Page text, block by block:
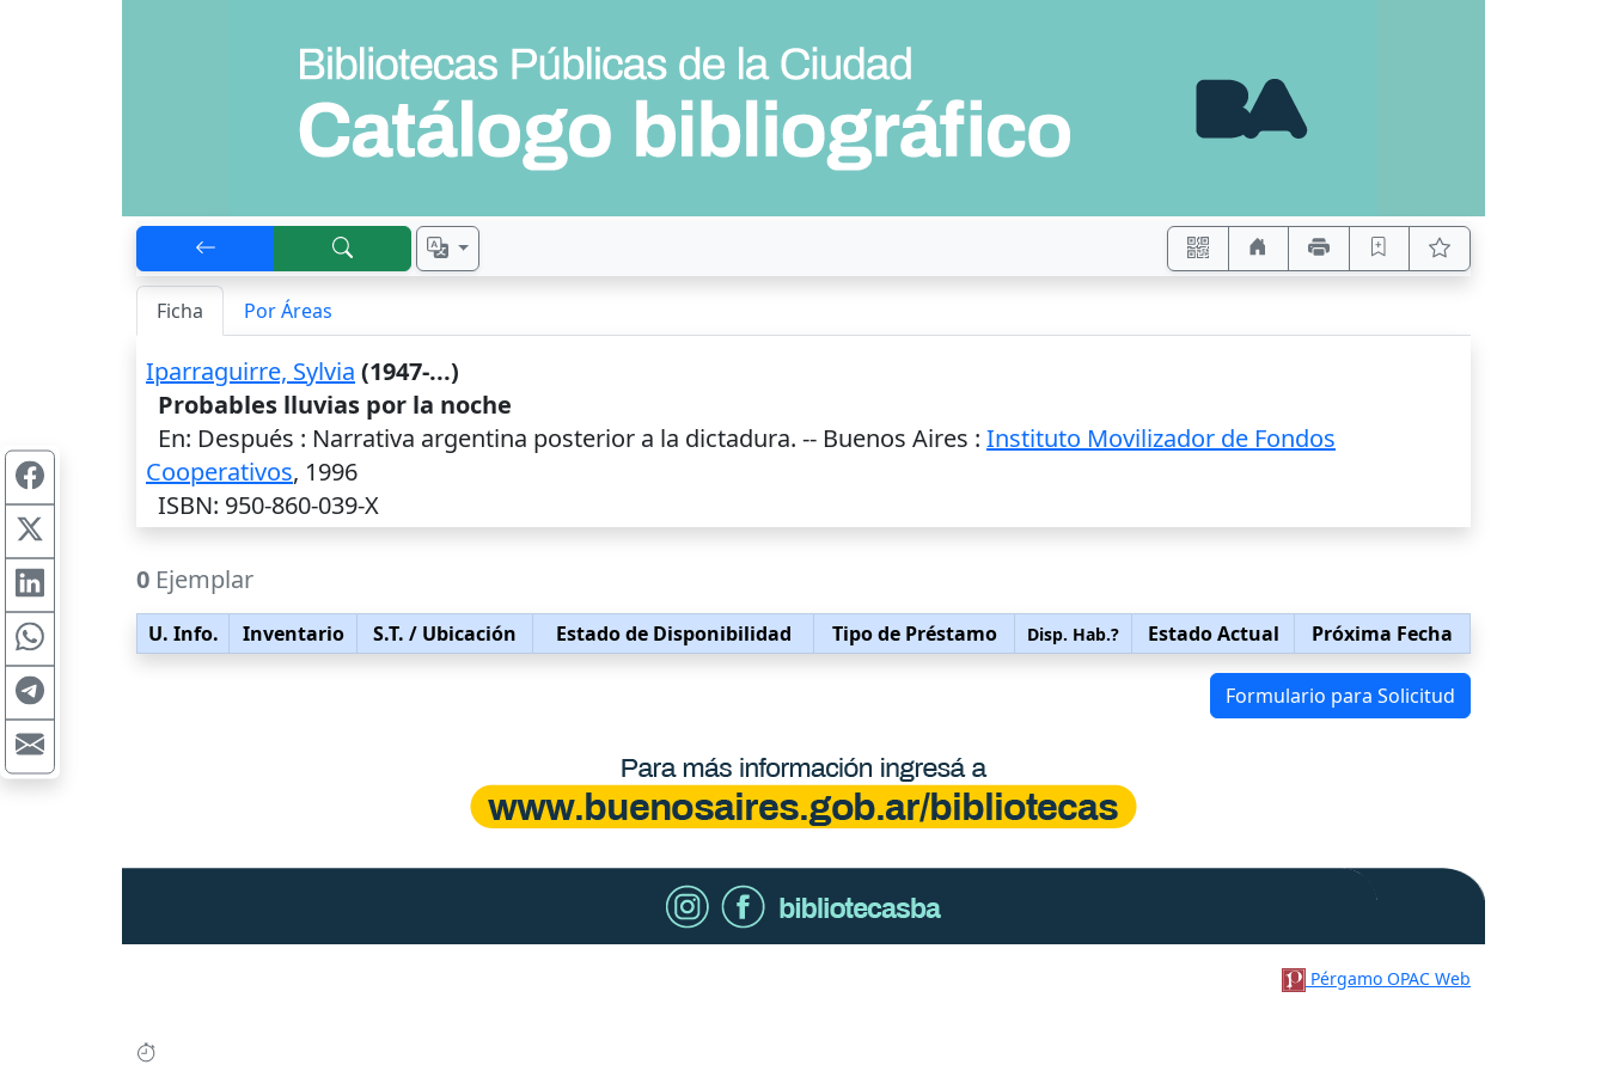
Ficha Por Áreas
Iparraguirre, Sylvia (1947-...)
Probables lluvias por la noche
En: Después : Narrativa argentina posterior a la dictadura. -- Buenos Aires : Instituto Movilizador de Fondos
Cooperativos, 1996
ISBN: 950-860-039-X
0 Ejemplar
U. Info. Inventario S.T. / Ubicación Estado de Disponibilidad Tipo de Préstamo Disp. Hab.? Estado Actual Próxima Fecha
Formulario para Solicitud
Pérgamo OPAC Web